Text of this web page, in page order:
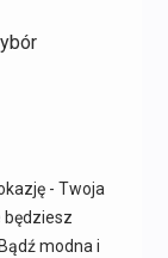
- Twoja
będziesz
modna i